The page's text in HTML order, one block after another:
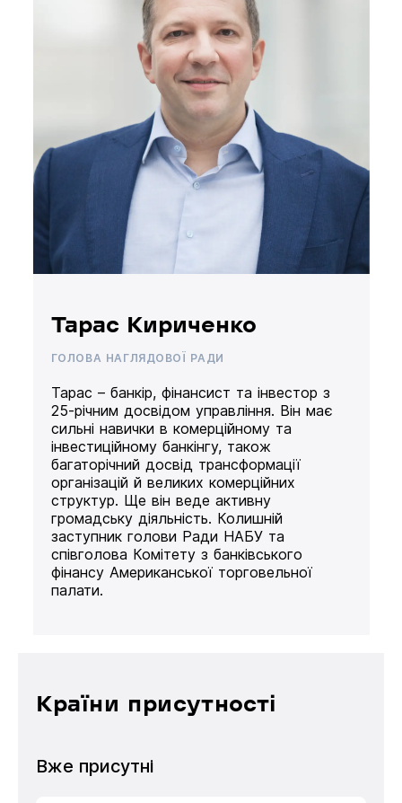
Тарас Кириченко
ГОЛОВА НАГЛЯДОВОЇ РАДИ
Тарас – банкір, фінансист та інвестор з
25-річним досвідом управління. Він має
сильні навички в комерційному та
інвестиційному банкінгу, також
багаторічний досвід трансформації
організацій й великих комерційних
структур. Ще він веде активну
громадську діяльність. Колишній
заступник голови Ради НАБУ та
співголова Комітету з банківського
фінансу Американської торговельної
палати.
Країни присутності
Вже присутні